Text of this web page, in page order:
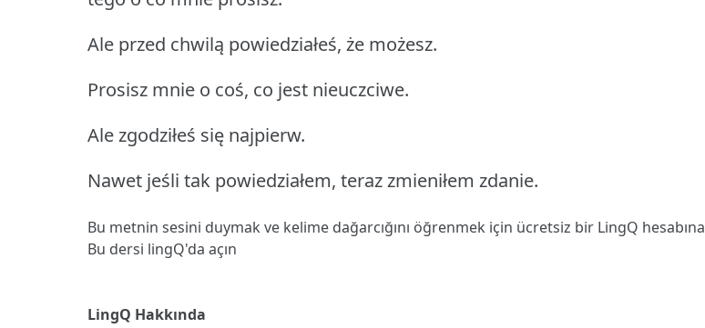
Ale przed chwilą powiedziałeś, że możesz.
Prosisz mnie o coś, co jest nieuczciwe.
Ale zgodziłeś się najpierw.
Nawet jeśli tak powiedziałem, teraz zmieniłem zdanie.
Bu metnin sesini duymak ve kelime dağarcığını öğrenmek için ücretsiz bir LingQ hesabına
Bu dersi lingQ'da açın
LingQ Hakkında